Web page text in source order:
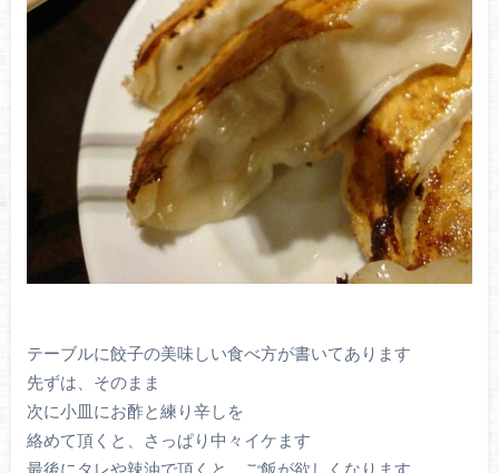
テーブルに餃子の美味しい食べ方が書いてあります
先ずは、そのまま
次に小皿にお酢と練り辛しを
絡めて頂くと、さっぱり中々イケます
最後にタレや辣油で頂くと、ご飯が欲しくなります